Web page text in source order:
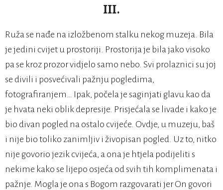
III.
Ruža se nađe na izložbenom stalku nekog muzeja. Bila
je jedini cvijet u prostoriji. Prostorija je bila jako visoko
pa se kroz prozor vidjelo samo nebo. Svi prolaznici su joj
se divili i posvećivali pažnju pogledima,
fotografiranjem… Ipak, počela je saginjati glavu kao da
je hvata neki oblik depresije. Prisjećala se livade i kako je
bio divan pogled na ostalo cvijeće. Ovdje, u muzeju, baš
i nije bio toliko zanimljiv i živopisan pogled. Uz to, nitko
nije govorio jezik cvijeća, a ona je htjela podijeliti s
nekime kako se lijepo osjeća od svih tih komplimenata i
pažnje. Mogla je ona s Bogom razgovarati jer On govori